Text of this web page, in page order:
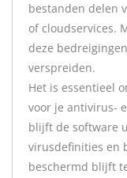
bestanden delen
of cloudservices.
deze
verspreiden.
Het is essentieel
voor je antivirus-
blijft de software
virusdefinities en
beschermd blijft